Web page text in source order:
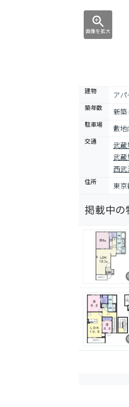
画像を拡大
建物 アパ
築年数 新築
駐車場 敷地
交通 武
武
西
住所 東京
掲載中の